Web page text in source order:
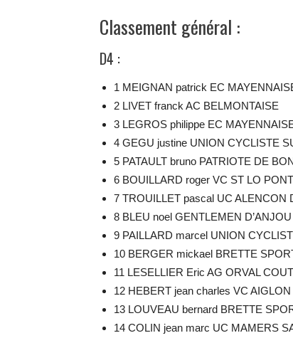
Classement général :
D4 :
1 MEIGNAN patrick EC
2 LIVET franck AC BELMONTAISE
3 LEGROS philippe EC
4 GEGU justine UNION CYCLISTE
5 PATAULT bruno PATRIOTE DE
6 BOUILLARD roger VC ST LO
7 TROUILLET pascal UC ALENCON
8 BLEU noel GENTLEMEN D’ANJOU
9 PAILLARD marcel UNION
10 BERGER mickael BRETTE
11 LESELLIER Eric AG ORVAL
12 HEBERT jean charles VC AIGLON
13 LOUVEAU bernard BRETTE
14 COLIN jean marc UC MAMERS